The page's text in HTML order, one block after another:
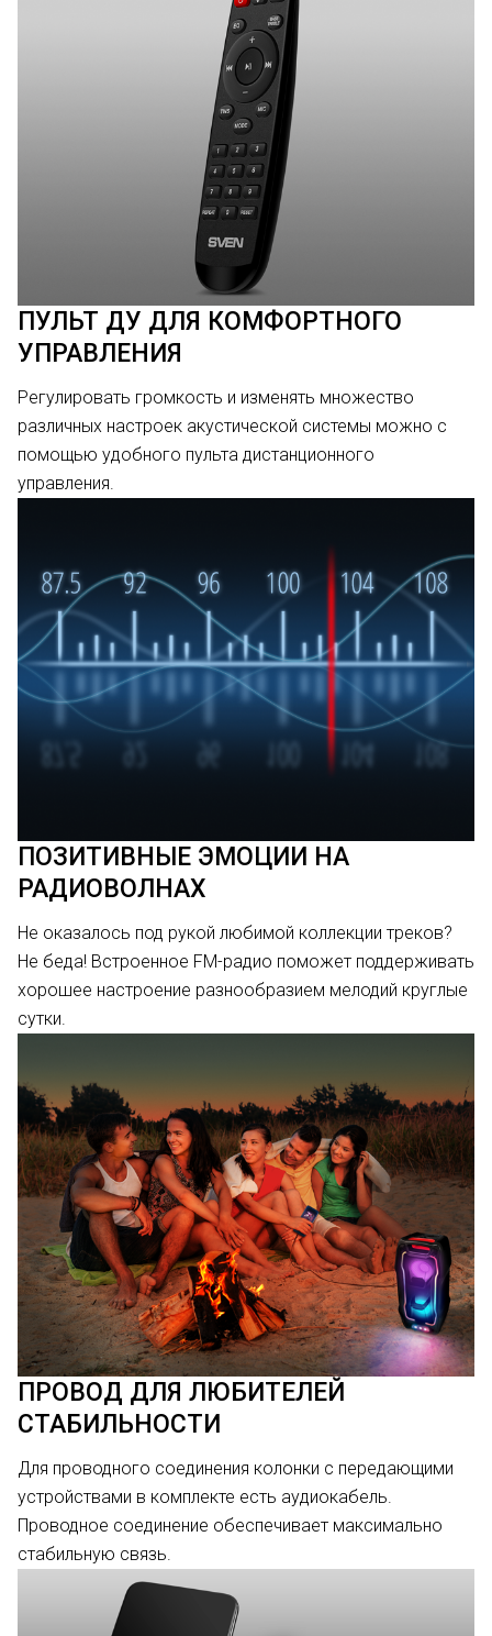
ПУЛЬТ ДУ ДЛЯ КОМФОРТНОГО
УПРАВЛЕНИЯ
Регулировать громкость и изменять множество
различных настроек акустической системы можно с
помощью удобного пульта дистанционного
управления.
ПОЗИТИВНЫЕ ЭМОЦИИ НА
РАДИОВОЛНАХ
Не оказалось под рукой любимой коллекции треков?
Не беда! Встроенное FM-радио поможет поддерживать
хорошее настроение разнообразием мелодий круглые
сутки.
ПРОВОД ДЛЯ ЛЮБИТЕЛЕЙ
СТАБИЛЬНОСТИ
Для проводного соединения колонки с передающими
устройствами в комплекте есть аудиокабель.
Проводное соединение обеспечивает максимально
стабильную связь.